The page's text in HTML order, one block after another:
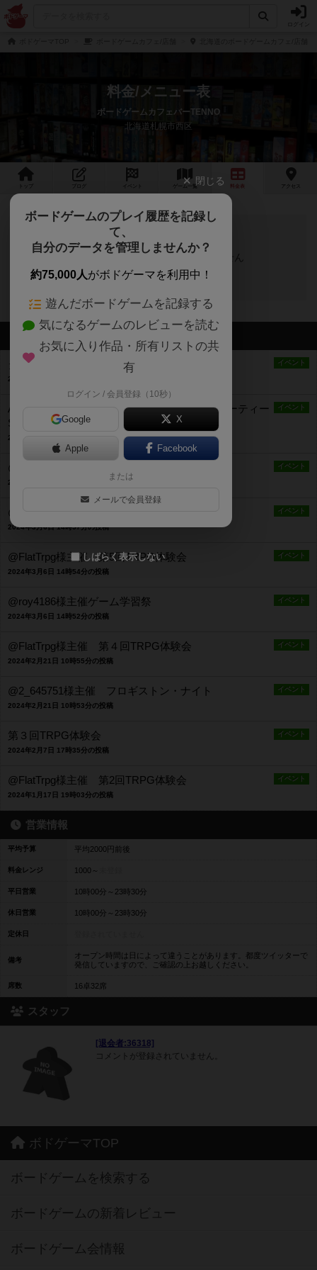
料金/メニュー表
ボードゲームカフェバーTENNO
北海道札幌市西区
ゲーム 一覧 料金 アクセス
料金/メニュー表が登録されていません
イベント
ダイスカフェ
2024年7月4日 11時49分の投稿
イベント
ACRボードゲーム7月例会「フロギストン・パーティー
SP」
2024年7月4日 11時46分の投稿
イベント
@2_645751様主催 第3回フロギストン・ナイト
2024年3月6日 14時59分の投稿
イベント
@FlatTrpg様主催 第6回TRPG体験会
2024年3月6日 14時57分の投稿
イベント
@FlatTrpg様主催 第5回TRPG体験会
2024年3月6日 14時54分の投稿
イベント
@roy4186様主催ゲーム学習祭
2024年3月6日 14時52分の投稿
イベント
@FlatTrpg様主催 第４回TRPG体験会
2024年2月21日 10時55分の投稿
イベント
@2_645751様主催 フロギストン・ナイト
2024年2月21日 10時53分の投稿
イベント
第３回TRPG体験会
2024年2月7日 17時35分の投稿
イベント
@FlatTrpg様主催 第2回TRPG体験会
2024年1月17日 19時03分の投稿
営業情報
平均予算 平均2000円前後
料金レンジ 1000～
平日営業 10時00分～23時30分
休日営業 10時00分～23時30分
定休日
備考
オープン時間は日によって違うことがあります。都度ツイッターで
発信していますので、ご確認の上お越しください。
席数 16卓32席
スタッフ
[退会者:36318]
コメントが登録されていません。
閉じる
ボードゲームのプレイ履歴を記録し
て、
自分のデータを管理しませんか？
約75,000人がボドゲーマを利用中！
遊んだボードゲームを記録する
気になるゲームのレビューを読む
お気に入り作品・所有リストの共
有
ログイン / 会員登録（10秒）
Google X
Apple Facebook
または
メールで会員登録
しばらく表示しない
ボドゲーマTOP
ボードゲームを検索する
ボードゲームの新着レビュー
ボードゲーム会情報